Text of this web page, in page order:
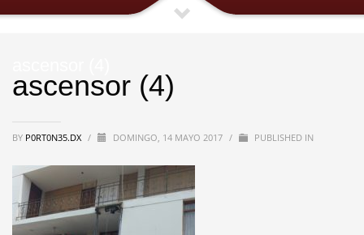
ascensor (4)
BY P0RT0N35.DX / DOMINGO, 14 MAYO 2017 / PUBLISHED IN